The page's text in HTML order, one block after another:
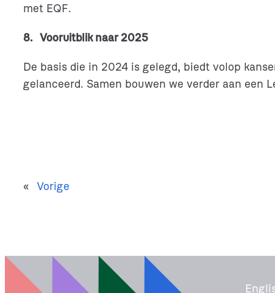
met EQF.
8. Vooruitblik naar 2025
De basis die in 2024 is gelegd, biedt volop
gelanceerd. Samen bouwen we verder aan een
« Vorige